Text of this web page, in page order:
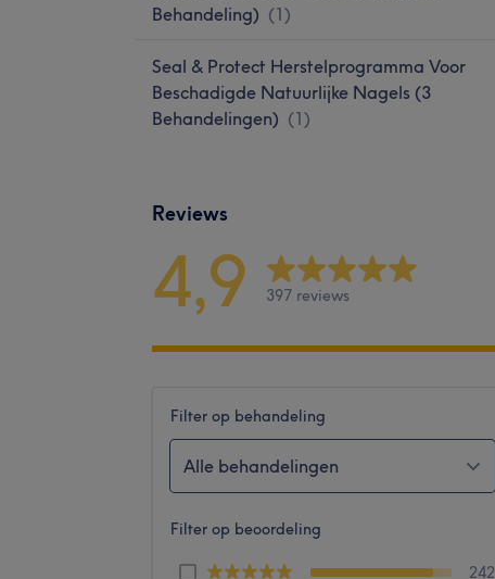
Behandeling) (1)
Seal & Protect Herstelprogramma Voor
Beschadigde Natuurlijke Nagels (3
Behandelingen) (1)
Reviews
4,9 397 reviews
Filter op behandeling
Alle behandelingen
Filter op beoordeling
242